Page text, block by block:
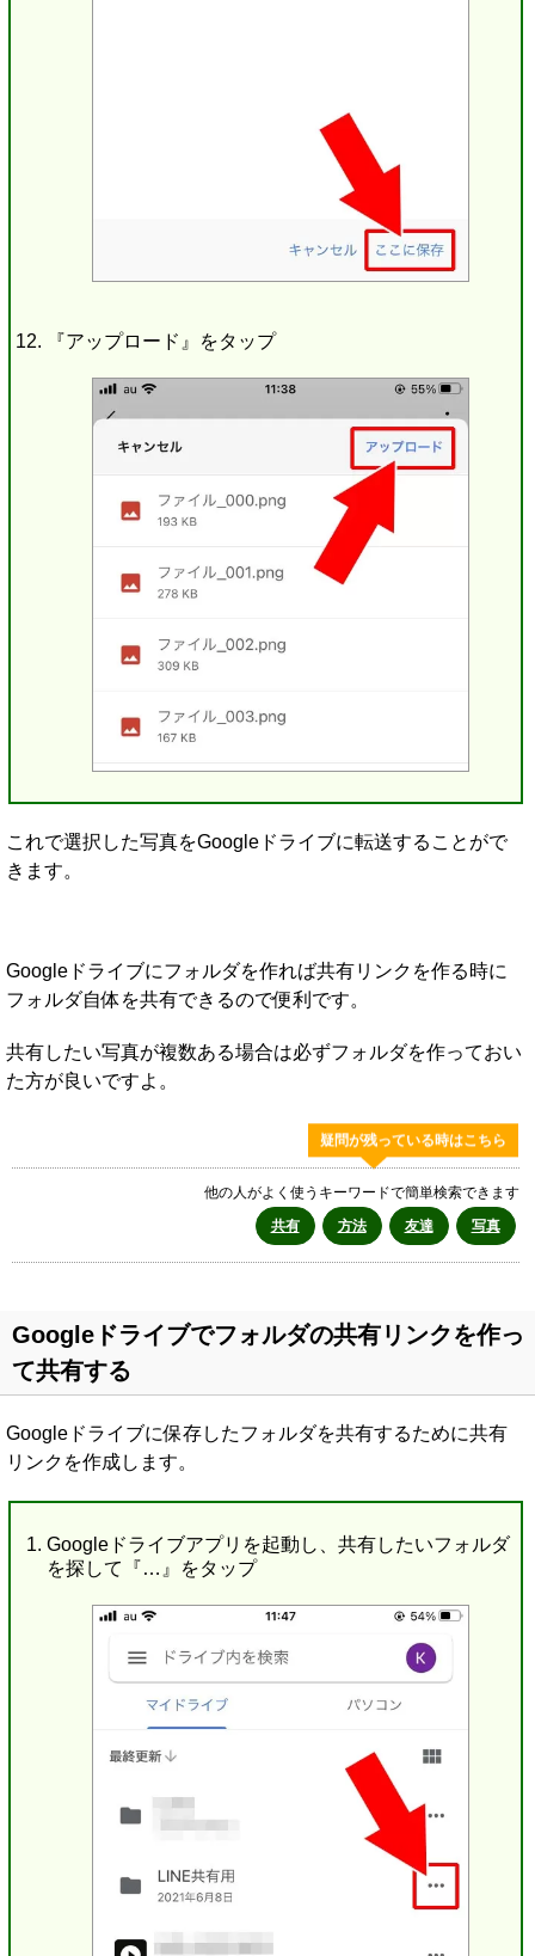
『アップロード』をタップ
これで選択した写真をGoogleドライブに転送することがで
きます。
Googleドライブにフォルダを作れば共有リンクを作る時に
フォルダ自体を共有できるので便利です。
共有したい写真が複数ある場合は必ずフォルダを作っておい
た方が良いですよ。
疑問が残っている時はこちら
他の人がよく使うキーワードで簡単検索できます
共有
方法 友達 写真
Googleドライブでフォルダの共有リンクを作っ
て共有する
Googleドライブに保存したフォルダを共有するために共有
リンクを作成します。
Googleドライブアプリを起動し、共有したいフォルダ
を探して『…』をタップ